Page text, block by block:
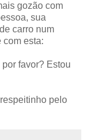
gozão com
sua
carro num
com esta:
favor? Estou
pelo